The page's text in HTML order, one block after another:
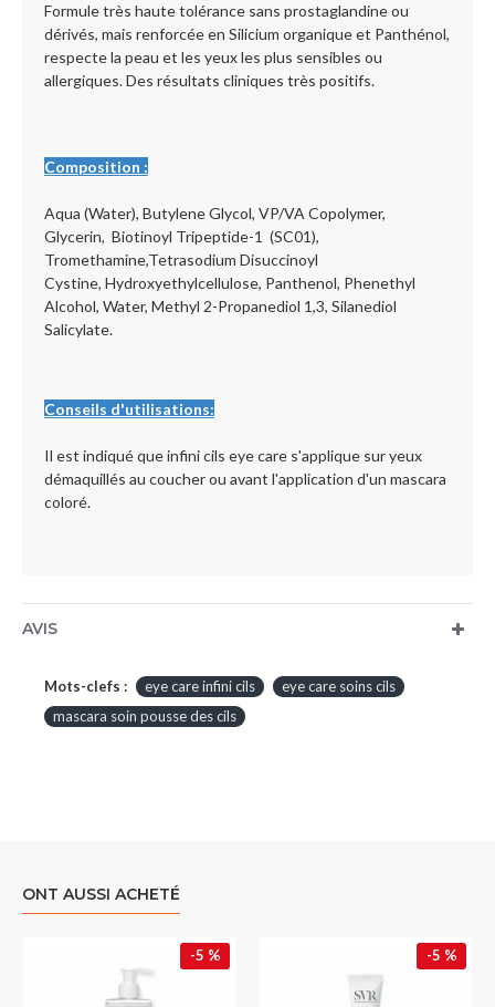
Formule très haute tolérance sans prostaglandine ou
dérivés, mais renforcée en Silicium organique et Panthénol,
respecte la peau et les yeux les plus sensibles ou
allergiques. Des résultats cliniques très positifs.
Composition :
Aqua (Water), Butylene Glycol, VP/VA Copolymer,
Glycerin, Biotinoyl Tripeptide-1 (SC01),
Tromethamine,Tetrasodium Disuccinoyl
Cystine, Hydroxyethylcellulose, Panthenol, Phenethyl
Alcohol, Water, Methyl 2-Propanediol 1,3, Silanediol
Salicylate.
Conseils d'utilisations:
Il est indiqué que infini cils eye care s'applique sur yeux
démaquillés au coucher ou avant l'application d'un mascara
coloré.
AVIS
Mots-clefs : eye care infini cils
eye care soins cils
mascara soin pousse des cils
ONT AUSSI ACHETÉ
-5 % -5 %